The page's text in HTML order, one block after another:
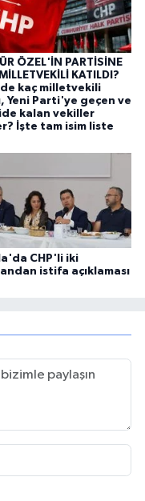
ÖZEL'İN PARTİSİNE
KATILDI?
kaç milletvekili
Yeni Parti'ye geçen ve
kalan vekiller
İşte tam isim liste
CHP'li iki
istifa açıklaması